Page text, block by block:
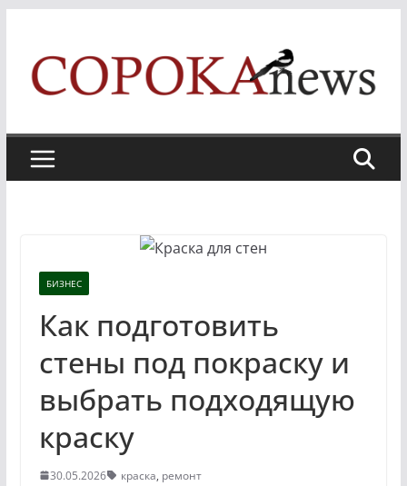
content
БИЗНЕС
Как подготовить
стены под покраску и
выбрать подходящую
краску
30.05.2026 краска, ремонт